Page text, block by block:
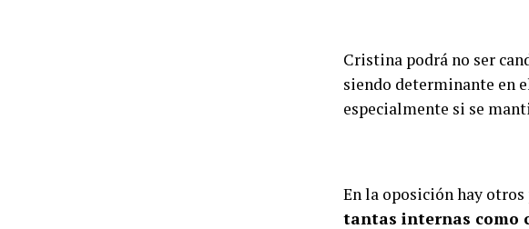
Cristina podrá no ser
siendo determinante en
especialmente si se
En la oposición hay
tantas internas como